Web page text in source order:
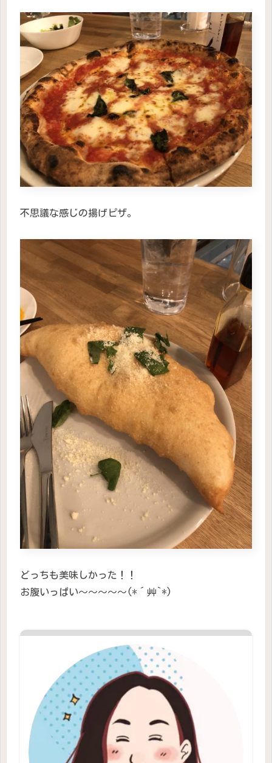
不思議な感じの揚げピザ。
どっちも美味しかった！！
お腹いっぱい〜〜〜〜〜(*´艸`*)